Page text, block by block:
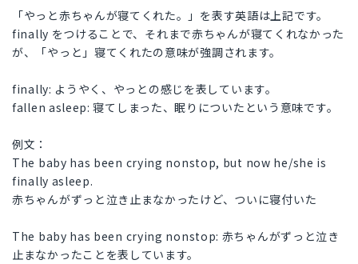
「やっと赤ちゃんが寝てくれた。」を表す英語は上記です。
finally をつけることで、それまで赤ちゃんが寝てくれなかった
が、「やっと」寝てくれたの意味が強調されます。
finally: ようやく、やっとの感じを表しています。
fallen asleep: 寝てしまった、眠りについたという意味です。
例文：
The baby has been crying nonstop, but now he/she is
finally asleep.
赤ちゃんがずっと泣き止まなかったけど、ついに寝付いた
The baby has been crying nonstop: 赤ちゃんがずっと泣き
止まなかったことを表しています。